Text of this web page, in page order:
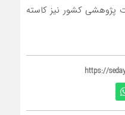
پژوهشی کشور نیز کاسته
https://